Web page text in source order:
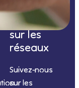
Nous
suivre
sur les
réseaux
Suivez-nous
sur les